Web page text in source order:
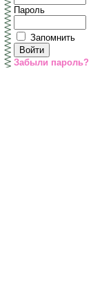
Пароль
Запомнить
Забыли пароль?